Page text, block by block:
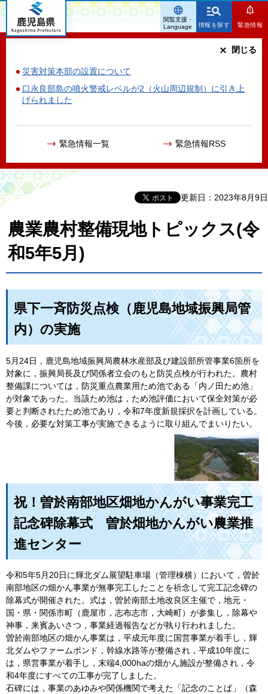
鹿児島県
情報を探す 緊急情報
災害対策本部の設置について
口永良部島の噴火警戒レベルが2（火山周辺規制）に引き上
げられました
緊急情報一覧 緊急情報RSS
閉じる
閲覧支援・
Language
更新日：2023年8月9日
農業農村整備現地トピックス(令
和5年5月)
県下一斉防災点検（鹿児島地域振興局管
内）の実施
5月24日，鹿児島地域振興局農林水産部及び建設部所管事業6箇所を
対象に，振興局長及び関係者立会のもと防災点検が行われた。農村
整備課については，防災重点農業用ため池である「内ノ田ため池」
が対象であった。当該ため池は，ため池評価において保全対策が必
要と判断されたため池であり，令和7年度新規採択を計画している。
今後，必要な対策工事が実施できるように取り組んでまいりたい。
祝！曽於南部地区畑地かんがい事業完工
記念碑除幕式
曽於畑地かんがい農業推
進センター
令和5年5月20日に輝北ダム展望駐車場（管理棟横）において，曽於
南部地区の畑かん事業が無事完工したことを祈念して完工記念碑の
除幕式が開催された。式は，曽於南部土地改良区主催で，地元・
国・県・関係市町（鹿屋市，志布志市，大崎町）が参集し，除幕や
神事，来賓あいさつ，事業経過報告などが執り行われました。
曽於南部地区の畑かん事業は，平成元年度に国営事業が着手し，輝
北ダムやファームポンド，幹線水路等が整備され，平成10年度に
は，県営事業が着手し，末端4,000haの畑かん施設が整備され，令
和4年度にすべての工事が完了しました。
石碑には，事業のあゆみや関係機関で考えた「記念のことば」（森